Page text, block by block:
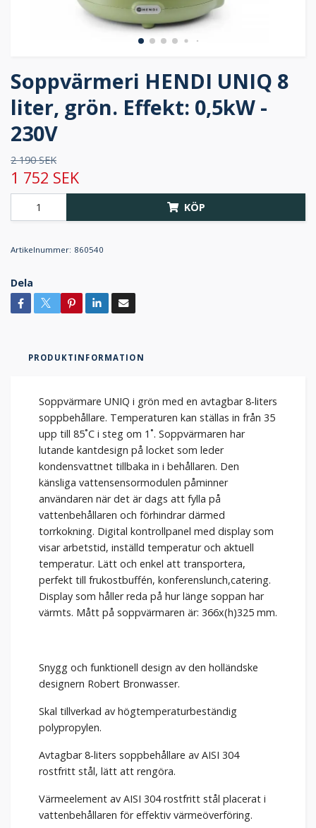
Soppvärmeri HENDI UNIQ 8
liter, grön. Effekt: 0,5kW -
230V
2 190 SEK
1 752 SEK
KÖP
Artikelnummer: 860540
Dela
PRODUKTINFORMATION
Soppvärmare UNIQ i grön med en avtagbar 8-liters
soppbehållare. Temperaturen kan ställas in från 35
upp till 85˚C i steg om 1˚. Soppvärmaren har
lutande kantdesign på locket som leder
kondensvattnet tillbaka in i behållaren. Den
känsliga vattensensormodulen påminner
användaren när det är dags att fylla på
vattenbehållaren och förhindrar därmed
torrkokning. Digital kontrollpanel med display som
visar arbetstid, inställd temperatur och aktuell
temperatur. Lätt och enkel att transportera,
perfekt till frukostbuffén, konferenslunch,catering.
Display som håller reda på hur länge soppan har
värmts. Mått på soppvärmaren är: 366x(h)325 mm.
Snygg och funktionell design av den holländske
designern Robert Bronwasser.
Skal tillverkad av högtemperaturbeständig
polypropylen.
Avtagbar 8-liters soppbehållare av AISI 304
rostfritt stål, lätt att rengöra.
Värmeelement av AISI 304 rostfritt stål placerat i
vattenbehållaren för effektiv värmeöverföring.